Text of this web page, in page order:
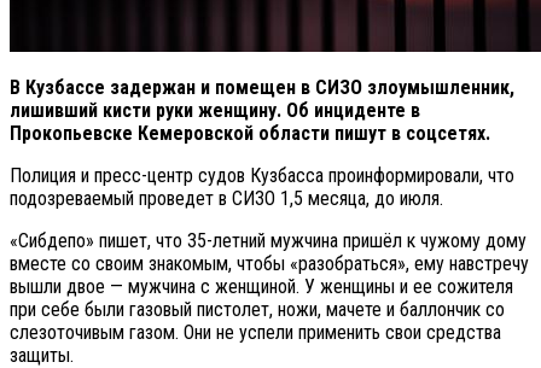
В Кузбассе задержан и помещен в СИЗО злоумышленник,
лишивший кисти руки женщину. Об инциденте в
Прокопьевске Кемеровской области пишут в соцсетях.
Полиция и пресс-центр судов Кузбасса проинформировали, что
подозреваемый проведет в СИЗО 1,5 месяца, до июля.
«Сибдепо» пишет, что 35-летний мужчина пришёл к чужому дому
вместе со своим знакомым, чтобы «разобраться», ему навстречу
вышли двое — мужчина с женщиной. У женщины и ее сожителя
при себе были газовый пистолет, ножи, мачете и баллончик со
слезоточивым газом. Они не успели применить свои средства
защиты.